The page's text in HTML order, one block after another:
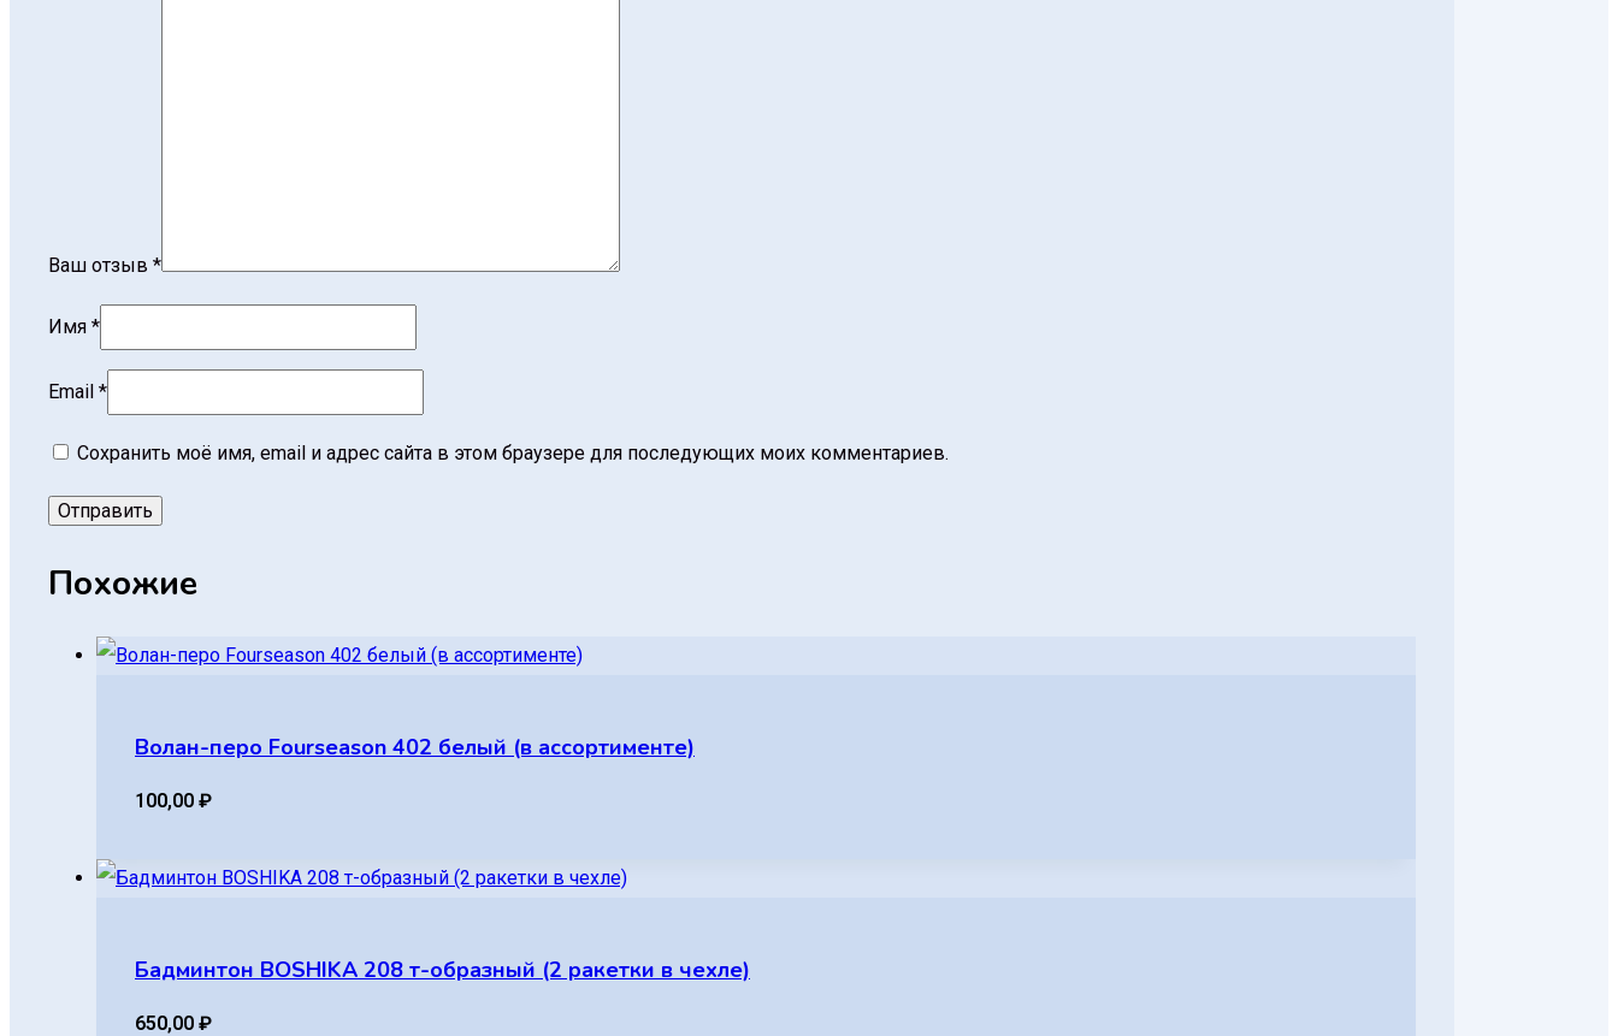
Ваш отзыв *
Имя *
Email *
Сохранить моё имя, email и адрес сайта в этом браузере для последующих моих комментариев.
Похожие
Волан-перо Fourseason 402 белый (в ассортименте)
100,00 ₽
Бадминтон BOSHIKA 208 т-образный (2 ракетки в чехле)
650,00 ₽